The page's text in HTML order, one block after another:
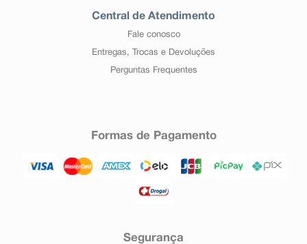
Central de Atendimento
Fale conosco
Entregas, Trocas e Devoluções
Perguntas Frequentes
Formas de Pagamento
Segurança